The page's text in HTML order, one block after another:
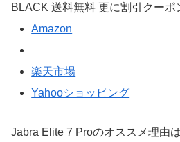
BLACK 送料無料 更に割引クーポ
Amazon
楽天市場
Yahooショッピング
Jabra Elite 7 Proのオススメ理由は